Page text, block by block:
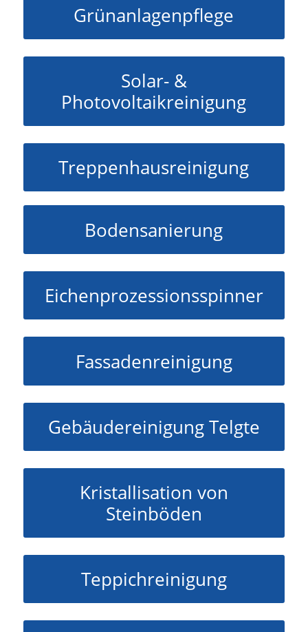
Grünanlagenpflege
Solar- &
Photovoltaikreinigung
Treppenhausreinigung
Bodensanierung
Eichenprozessionsspinner
Fassadenreinigung
Gebäudereinigung Telgte
Kristallisation von
Steinböden
Teppichreinigung